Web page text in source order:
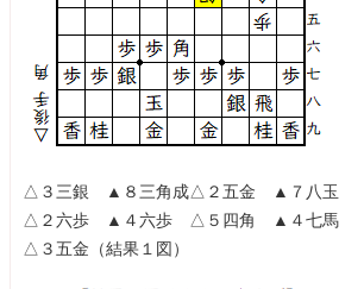
△３三銀 ▲８三角成△２五金 ▲７八玉
△２六歩 ▲４六歩 △５四角 ▲４七馬
△３五金（結果１図）